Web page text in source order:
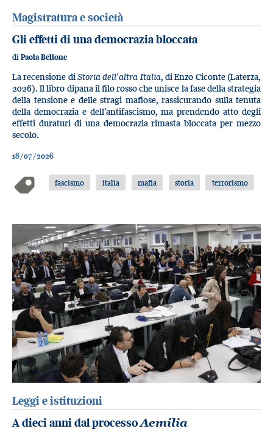
Magistratura e società
Gli effetti di una democrazia bloccata
di Paola Bellone
La recensione diStoria dell’altra Italia, di Enzo Ciconte (Laterza,
2026). Il libro dipana il filo rosso che unisce la fase della strategia
della tensione e delle stragi mafiose, rassicurando sulla tenuta
della democrazia e dell’antifascismo, ma prendendo atto degli
effetti duraturi di una democrazia rimasta bloccata per mezzo
secolo.
18/07/2026
fascismo italia mafia storia terrorismo
Leggi e istituzioni
A dieci anni dal processoAemilia